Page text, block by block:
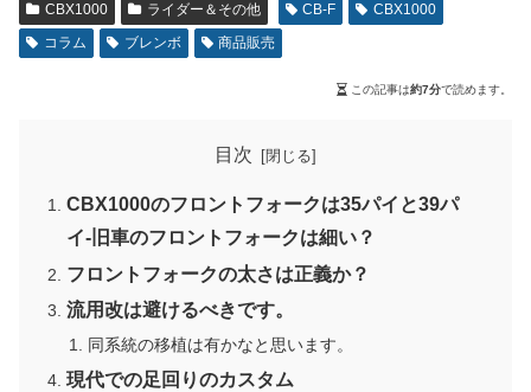
CBX1000 ライダー＆その他 CB-F
CBX1000
コラム
ブレンボ 商品販売
この記事は約7分で読めます。
目次
CBX1000のフロントフォークは35パイと39パ
イ-旧車のフロントフォークは細い？
フロントフォークの太さは正義か？
流用改は避けるべきです。
同系統の移植は有かなと思います。
現代での足回りのカスタム